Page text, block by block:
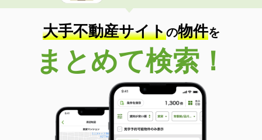
住 所
京都府京都市南区上鳥羽勧進橋町
間取り
3LDK
京都府京都市下京区中堂寺鍵田町
14.50万円
京都府京都市下京区中堂寺鍵田町
専有面積 60.94m²
間取り
3LDK
大手不動産サイトの物件を
まとめて検索！